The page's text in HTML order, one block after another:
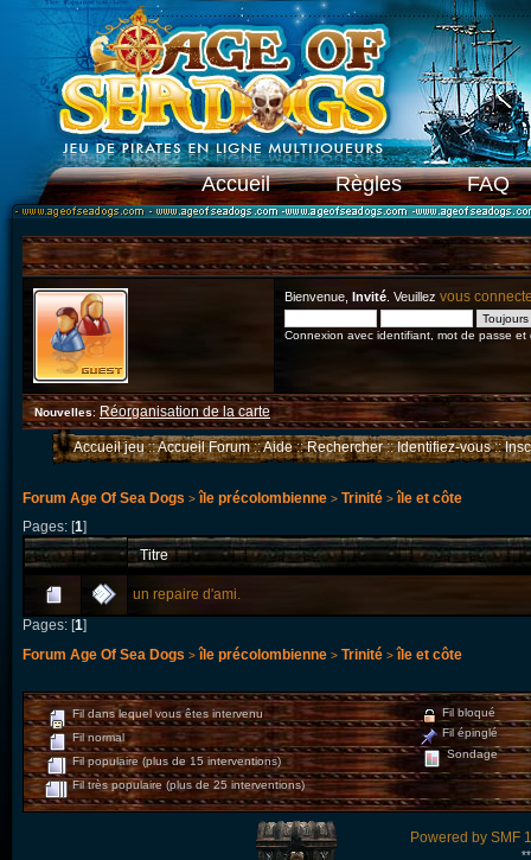
Accueil Règles FAQ
Bienvenue, Invité . Veuillez vous
Connexion avec identifiant, mot de passe et
Nouvelles: Réorganisation de la carte
Accueil jeu::Accueil Forum::Aide::Rechercher::Identifiez-vous::
Forum Age Of Sea Dogs > île précolombienne > Trinité > île et côte
Pages: [1]
Titre
un repaire d'ami.
Pages: [1]
Forum Age Of Sea Dogs > île précolombienne > Trinité > île et côte
Fil dans lequel vous êtes intervenu
Fil normal
Fil populaire (plus de 15 interventions)
Fil très populaire (plus de 25 interventions)
Fil bloqué
Fil épinglé
Sondage
Powered by SMF